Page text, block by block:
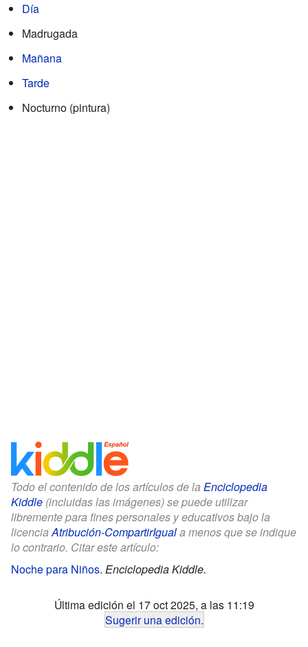
Día
Madrugada
Mañana
Tarde
Nocturno (pintura)
Todo el contenido de los artículos de la Enciclopedia
Kiddle (incluidas las imágenes) se puede utilizar
libremente para fines personales y educativos bajo la
licenciaAtribución-CompartirIguala menos que se indique
lo contrario. Citar este artículo:
Noche para Niños. Enciclopedia Kiddle.
Última edición el 17 oct 2025, a las 11:19
Sugerir una edición.